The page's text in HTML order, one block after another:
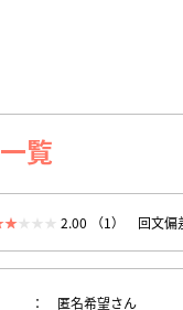
覧
2.00 （1） 回文偏
匿名希望さん